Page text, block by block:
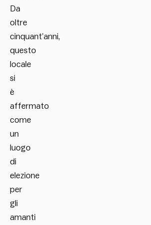
Da
oltre
cinquant’anni,
questo
locale
si
è
affermato
come
un
luogo
di
elezione
per
gli
amanti